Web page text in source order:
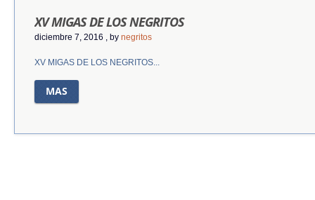
XV MIGAS DE LOS NEGRITOS
diciembre 7, 2016 , by negritos
XV MIGAS DE LOS NEGRITOS...
MAS